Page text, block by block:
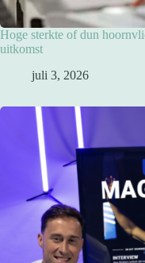
Hoge sterkte of dun
uitkomst
juli 3, 2026